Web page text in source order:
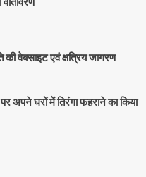
की वेबसाइट एवं क्षत्रिय जागरण
अपने घरों में तिरंगा फहराने का किया